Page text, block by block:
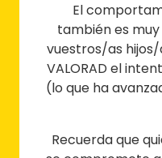
El
también es
vuestros/as
VALORAD el
(lo que ha
Recuerda que